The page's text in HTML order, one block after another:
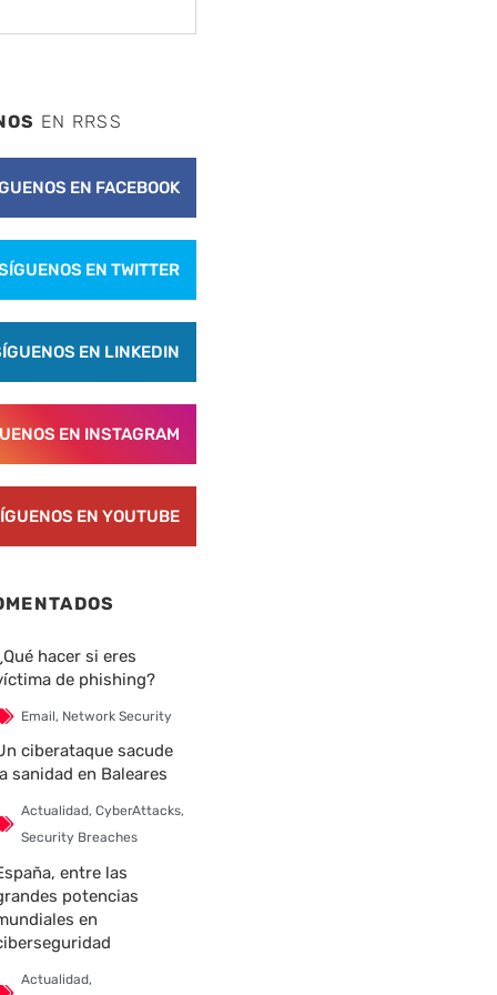
EN RRSS
EN FACEBOOK
EN TWITTER
EN LINKEDIN
EN INSTAGRAM
EN YOUTUBE
hacer si eres
de phishing?
Email, Network Security
ciberataque sacude
sanidad en Baleares
Actualidad, CyberAttacks,
Security Breaches
entre las
potencias
en
Actualidad,